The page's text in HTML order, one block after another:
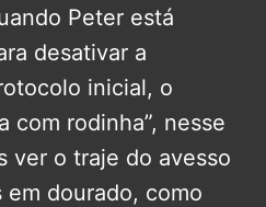
Peter está
desativar a
inicial, o
com rodinha”, nesse
ver o traje do avesso
dourado, como